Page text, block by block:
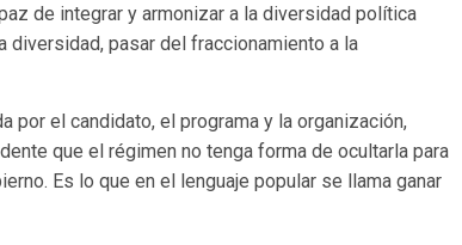
de integrar y armonizar a la diversidad política
diversidad, pasar del fraccionamiento a la
por el candidato, el programa y la organización,
que el régimen no tenga forma de ocultarla para
Es lo que en el lenguaje popular se llama ganar